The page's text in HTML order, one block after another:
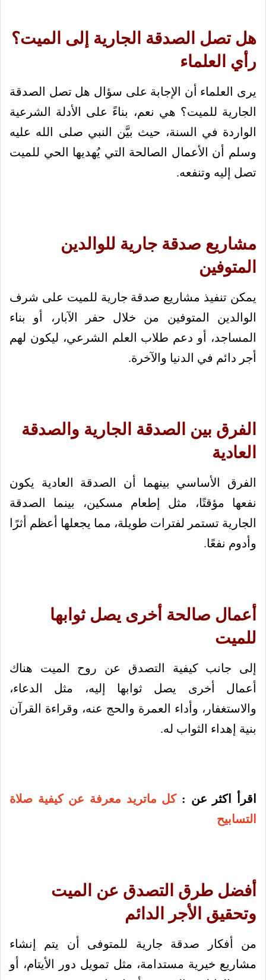
هل تصل الصدقة الجارية إلى الميت؟
رأي العلماء
يرى العلماء أن الإجابة على سؤال هل تصل الصدقة
الجارية للميت؟ هي نعم، بناءً على الأدلة الشرعية
الواردة في السنة، حيث بيَّن النبي صلى الله عليه
وسلم أن الأعمال الصالحة التي يُهديها الحي للميت
تصل إليه وتنفعه.
مشاريع صدقة جارية للوالدين
المتوفين
يمكن تنفيذ مشاريع صدقة جارية للميت على شرف
الوالدين المتوفين من خلال حفر الآبار، أو بناء
المساجد، أو دعم طلاب العلم الشرعي، ليكون لهم
أجر دائم في الدنيا والآخرة.
الفرق بين الصدقة الجارية والصدقة
العادية
الفرق الأساسي بينهما أن الصدقة العادية يكون
نفعها مؤقتًا، مثل إطعام مسكين، بينما الصدقة
الجارية تستمر لفترات طويلة، مما يجعلها أعظم أثرًا
وأدوم نفعًا.
أعمال صالحة أخرى يصل ثوابها
للميت
إلى جانب كيفية التصدق عن روح الميت هناك
أعمال أخرى يصل ثوابها إليه، مثل الدعاء،
والاستغفار، وأداء العمرة والحج عنه، وقراءة القرآن
بنية إهداء الثواب له.
اقرأ اكثر عن :كل ماتريد معرفة عن كيفية صلاة
التسابيح
أفضل طرق التصدق عن الميت
وتحقيق الأجر الدائم
من أفكار صدقة جارية للمتوفى أن يتم إنشاء
مشاريع خيرية مستدامة، مثل تمويل دور الأيتام، أو